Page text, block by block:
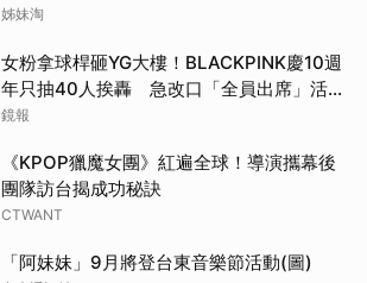
姊妹淘
女粉拿球桿砸YG大樓！BLACKPINK慶10週
年只抽40人挨轟 急改口「全員出席」活動
場地曝光了
鏡報
《KPOP獵魔女團》紅遍全球！導演攜幕後
團隊訪台揭成功秘訣
CTWANT
「阿妹妹」9月將登台東音樂節活動(圖)